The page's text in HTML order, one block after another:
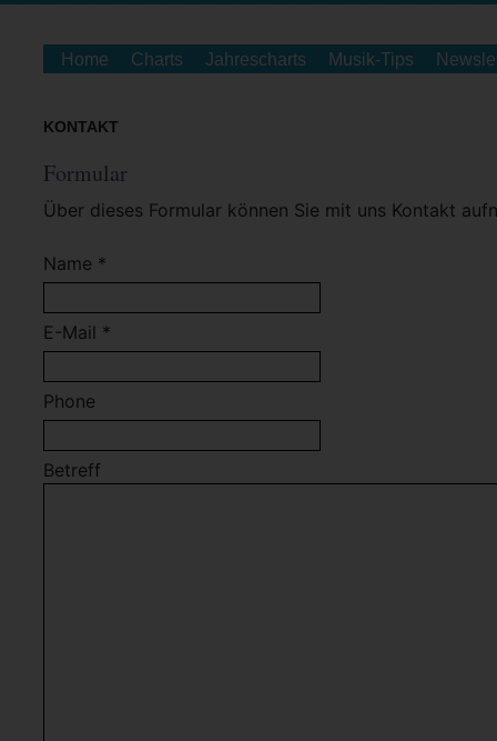
Home Charts Jahrescharts Musik-Tips
KONTAKT
Formular
Über dieses Formular können Sie mit uns Kontakt
Name *
E-Mail *
Phone
Betreff